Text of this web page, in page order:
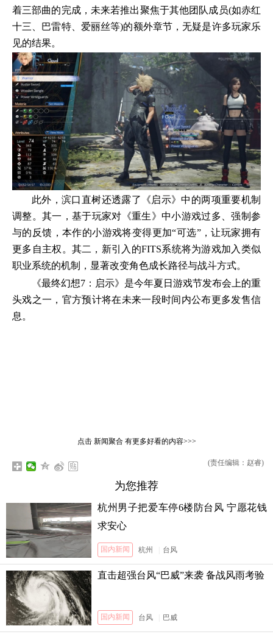
着三部曲的完成，未来若推出聚焦于其他团队成员(如赤红
十三、巴雷特、爱丽丝等)的额外章节，无疑是许多玩家乐
见的结果。
此外，滨口直树还透露了《启示》中的两项重要机制
调整。其一，基于玩家对《重生》中小游戏过多、强制参
与的反馈，本作的小游戏将变得更加“可选”，让玩家拥有
更多自主权。其二，新引入的FITS系统将为游戏加入类似
职业系统的机制，显著改变角色成长路径与战斗方式。
《最终幻想7：启示》是今年夏日游戏节发布会上的重
头戏之一，官方预计将在未来一段时间内公布更多发售信
息。
点击 新闻聚合有更多好看的内容>>>
(责任编辑：赵睿)
为您推荐
杭州男子把爱车停6楼防台风 宁愿花钱
求安心
国内新闻 杭州 台风
直击超强台风“巴威”来袭 备战风雨考验
国内新闻 台风 巴威